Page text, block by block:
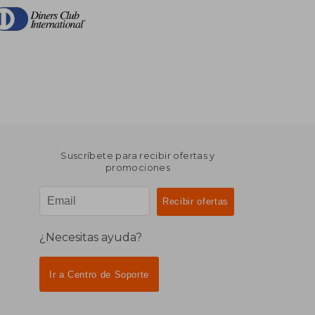
Suscríbete para recibir ofertas y
promociones
¿Necesitas ayuda?
Ir a Centro de Soporte